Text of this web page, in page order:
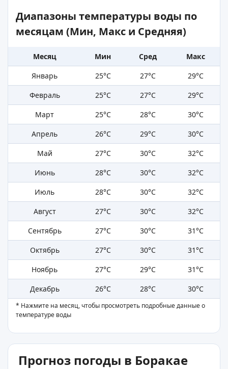
Диапазоны температуры воды по
месяцам (Мин, Макс и Средняя)
Месяц Мин Сред
Макс
Январь
25°C 27°C
29°C
Февраль
25°C 27°C
29°C
Март
25°C 28°C
30°C
Апрель
26°C 29°C
30°C
Май
27°C 30°C
32°C
Июнь
28°C 30°C
32°C
Июль
28°C 30°C
32°C
Август
27°C 30°C
32°C
Сентябрь
27°C 30°C
31°C
Октябрь
27°C 30°C
31°C
Ноябрь
27°C 29°C
31°C
Декабрь
26°C 28°C 30°C
* Нажмите на месяц, чтобы просмотреть подробные данные о
температуре воды
Прогноз погоды в Боракае